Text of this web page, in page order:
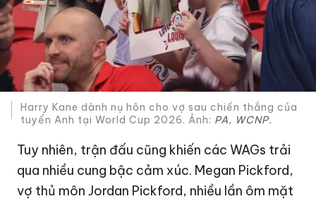
Harry Kane dành nụ hôn cho vợ sau chiến thắng của
tuyển Anh tại World Cup 2026. Ảnh: PA, WCNP.
Tuy nhiên, trận đấu cũng khiến các WAGs trải
qua nhiều cung bậc cảm xúc. Megan Pickford,
vợ thủ môn Jordan Pickford, nhiều lần ôm mặt